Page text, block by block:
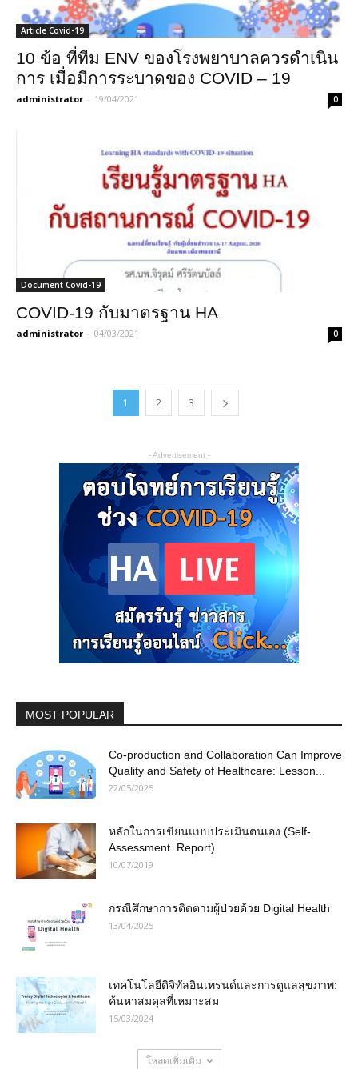
Article Covid-19
10 ข้อ ที่ทีม ENV ของโรงพยาบาลควรดำเนิน
การ เมื่อมีการระบาดของ COVID – 19
administrator - 19/04/2021 0
Document Covid-19
COVID-19 กับมาตรฐาน HA
administrator - 04/03/2021 0
1 2 3
- Advertisement -
MOST POPULAR
Co-production and Collaboration Can Improve
Quality and Safety of Healthcare: Lesson...
22/05/2025
หลักในการเขียนแบบประเมินตนเอง (Self-
Assessment Report)
10/07/2019
กรณีศึกษาการติดตามผู้ป่วยด้วย Digital Health
13/04/2025
เทคโนโลยีดิจิทัลอินเทรนด์และการดูแลสุขภาพ:
ค้นหาสมดุลที่เหมาะสม
15/03/2024
โหลดเพิ่มเติม